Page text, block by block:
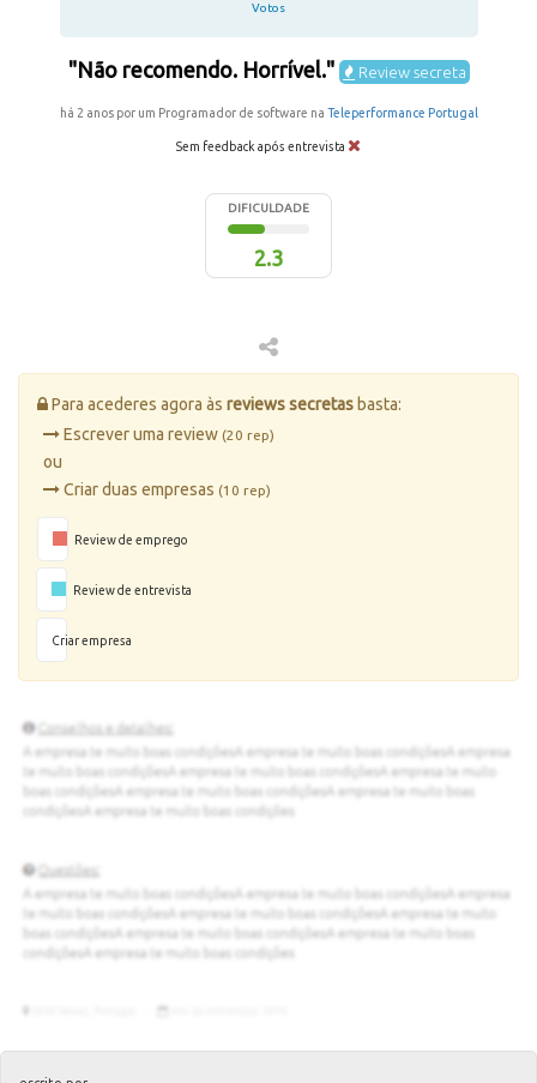
Votos
"Não recomendo. Horrível." Review secreta
há 2 anos por um Programador de software na Teleperformance Portugal
Sem feedback após entrevista
DIFICULDADE
2.3
Para acederes agora às reviews secretas basta:
Escrever uma review (20 rep)
ou
Criar duas empresas (10 rep)
Review de emprego
Review de entrevista
Criar empresa